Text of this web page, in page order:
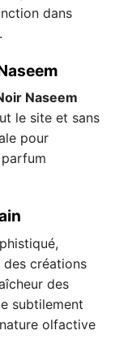
dans
Naseem
le site et sans
pour
des créations
des
subtilement
olfactive